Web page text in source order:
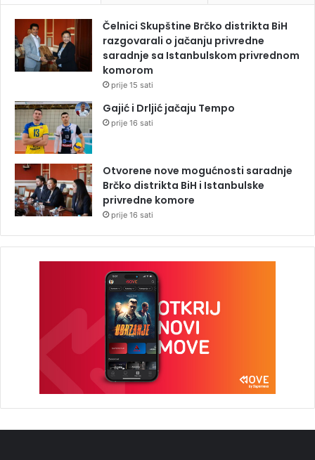
Čelnici Skupštine Brčko distrikta BiH
razgovarali o jačanju privredne
saradnje sa Istanbulskom privrednom
komorom
prije 15 sati
Gajić i Drljić jačaju Tempo
prije 16 sati
Otvorene nove mogućnosti saradnje
Brčko distrikta BiH i Istanbulske
privredne komore
prije 16 sati